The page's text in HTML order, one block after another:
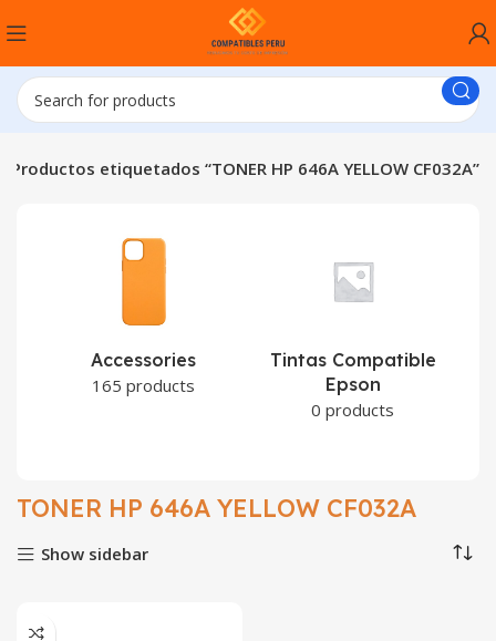
Productos etiquetados “TONER HP 646A YELLOW CF032A”
Accessories
165 products
Tintas Compatible
Epson
0 products
TONER HP 646A YELLOW CF032A
Show sidebar